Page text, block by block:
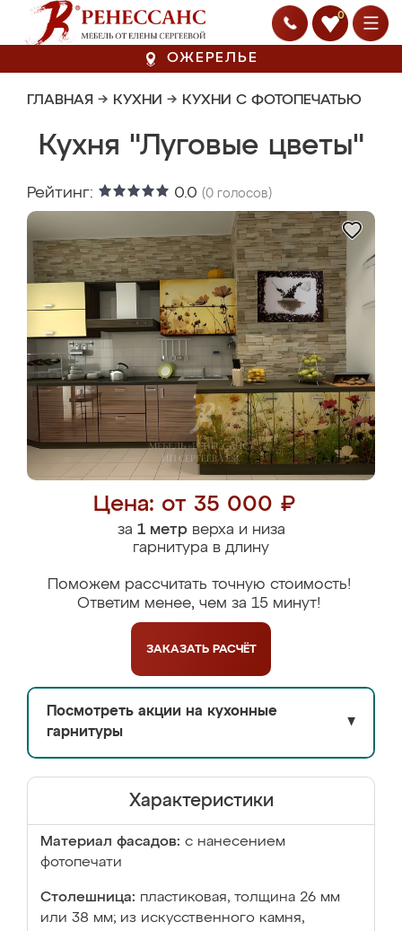
0
ОЖЕРЕЛЬЕ
ГЛАВНАЯ → КУХНИ → КУХНИ С ФОТОПЕЧАТЬЮ
Кухня "Луговые цветы"
Рейтинг: 0.0 (0 голосов)
Цена: от 35 000 ₽
за 1 метрверха и низа
гарнитура в длину
Поможем рассчитать точную стоимость!
Ответим менее, чем за 15 минут!
ЗАКАЗАТЬ РАСЧЁТ
Посмотреть акции на кухонные
гарнитуры
▼
Характеристики
Материал фасадов: с нанесением
фотопечати
Столешница: пластиковая, толщина 26 мм
или 38 мм; из искусственного камня,